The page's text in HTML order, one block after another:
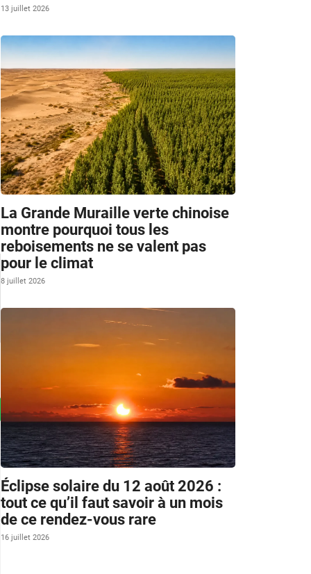
13 juillet 2026
La Grande Muraille verte chinoise
montre pourquoi tous les
reboisements ne se valent pas
pour le climat
8 juillet 2026
Éclipse solaire du 12 août 2026 :
tout ce qu’il faut savoir à un mois
de ce rendez-vous rare
16 juillet 2026